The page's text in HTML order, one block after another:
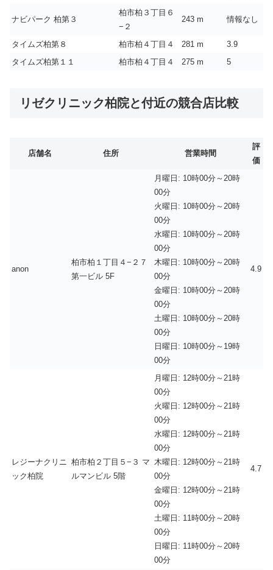
ナビパーク 柏第３
柏市柏３丁目６
−２
243 m 情報なし
タイムズ柏第８ 柏市柏４丁目４ 281 m
3.9
タイムズ柏第１１
柏市柏４丁目４ 275 m 5
リゼクリニック柏院と付近の競合店比較
店舗名 住所 営業時間
評
価
anon
柏市柏１丁目４−２７
第一ビル 5F
月曜日: 10時00分～20時
00分
火曜日: 10時00分～20時
00分
水曜日: 10時00分～20時
00分
木曜日: 10時00分～20時
00分
金曜日: 10時00分～20時
00分
土曜日: 10時00分～20時
00分
日曜日: 10時00分～19時
00分
4.9
レジーナクリニ
ック柏院
柏市柏２丁目５−３ マ
ルマンビル 5階
月曜日: 12時00分～21時
00分
火曜日: 12時00分～21時
00分
水曜日: 12時00分～21時
00分
木曜日: 12時00分～21時
00分
金曜日: 12時00分～21時
00分
土曜日: 11時00分～20時
00分
日曜日: 11時00分～20時
00分
4.7